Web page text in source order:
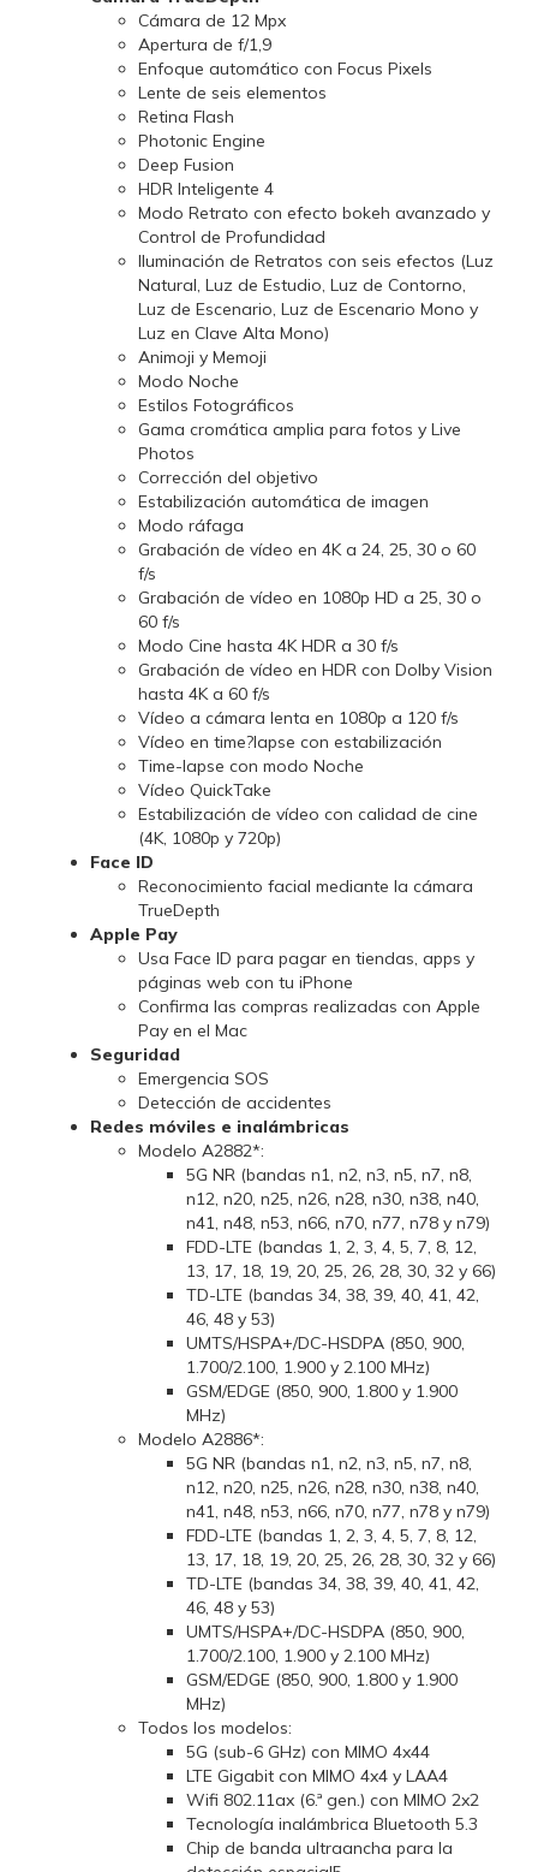
Cámara de 12 Mpx
Apertura de f/1,9
Enfoque automático con Focus Pixels
Lente de seis elementos
Retina Flash
Photonic Engine
Deep Fusion
HDR Inteligente 4
Modo Retrato con efecto bokeh avanzado y
Control de Profundidad
Iluminación de Retratos con seis efectos (Luz
Natural, Luz de Estudio, Luz de Contorno,
Luz de Escenario, Luz de Escenario Mono y
Luz en Clave Alta Mono)
Animoji y Memoji
Modo Noche
Estilos Fotográficos
Gama cromática amplia para fotos y Live
Photos
Corrección del objetivo
Estabilización automática de imagen
Modo ráfaga
Grabación de vídeo en 4K a 24, 25, 30 o 60
f/s
Grabación de vídeo en 1080p HD a 25, 30 o
60 f/s
Modo Cine hasta 4K HDR a 30 f/s
Grabación de vídeo en HDR con Dolby Vision
hasta 4K a 60 f/s
Vídeo a cámara lenta en 1080p a 120 f/s
Vídeo en time?lapse con estabili­zación
Time-lapse con modo Noche
Vídeo QuickTake
Estabilización de vídeo con calidad de cine
(4K, 1080p y 720p)
Face ID
Reconoci­miento facial mediante la cámara
TrueDepth
Apple Pay
Usa Face ID para pagar en tiendas, apps y
páginas web con tu iPhone
Confirma las compras realizadas con Apple
Pay en el Mac
Seguridad
Emergencia SOS
Detección de accidentes
Redes móviles e inalámbricas
Modelo A2882*:
5G NR (bandas n1, n2, n3, n5, n7, n8,
n12, n20, n25, n26, n28, n30, n38, n40,
n41, n48, n53, n66, n70, n77, n78 y n79)
FDD-LTE (bandas 1, 2, 3, 4, 5, 7, 8, 12,
13, 17, 18, 19, 20, 25, 26, 28, 30, 32 y 66)
TD-LTE (bandas 34, 38, 39, 40, 41, 42,
46, 48 y 53)
UMTS/HSPA+/DC-HSDPA (850, 900,
1.700/2.100, 1.900 y 2.100 MHz)
GSM/EDGE (850, 900, 1.800 y 1.900
MHz)
Modelo A2886*:
5G NR (bandas n1, n2, n3, n5, n7, n8,
n12, n20, n25, n26, n28, n30, n38, n40,
n41, n48, n53, n66, n70, n77, n78 y n79)
FDD-LTE (bandas 1, 2, 3, 4, 5, 7, 8, 12,
13, 17, 18, 19, 20, 25, 26, 28, 30, 32 y 66)
TD-LTE (bandas 34, 38, 39, 40, 41, 42,
46, 48 y 53)
UMTS/HSPA+/DC-HSDPA (850, 900,
1.700/2.100, 1.900 y 2.100 MHz)
GSM/EDGE (850, 900, 1.800 y 1.900
MHz)
Todos los modelos:
5G (sub-6 GHz) con MIMO 4x44
LTE Gigabit con MIMO 4x4 y LAA4
Wifi 802.11ax (6.ª gen.) con MIMO 2x2
Tecnología inalámbrica Bluetooth 5.3
Chip de banda ultraancha para la